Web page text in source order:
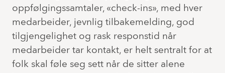
oppfølgingssamtaler, «check-ins», med hver
medarbeider, jevnlig tilbakemelding, god
tilgjengelighet og rask responstid når
medarbeider tar kontakt, er helt sentralt for at
folk skal føle seg sett når de sitter alene